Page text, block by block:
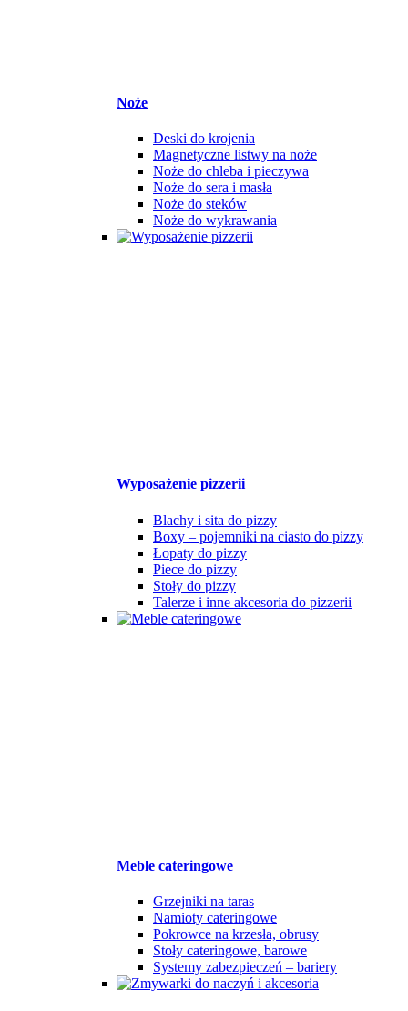
Noże
Deski do krojenia
Magnetyczne listwy na noże
Noże do chleba i pieczywa
Noże do sera i masła
Noże do steków
Noże do wykrawania
Wyposażenie pizzerii
Blachy i sita do pizzy
Boxy – pojemniki na ciasto do pizzy
Łopaty do pizzy
Piece do pizzy
Stoły do pizzy
Talerze i inne akcesoria do pizzerii
Meble cateringowe
Grzejniki na taras
Namioty cateringowe
Pokrowce na krzesła, obrusy
Stoły cateringowe, barowe
Systemy zabezpieczeń – bariery